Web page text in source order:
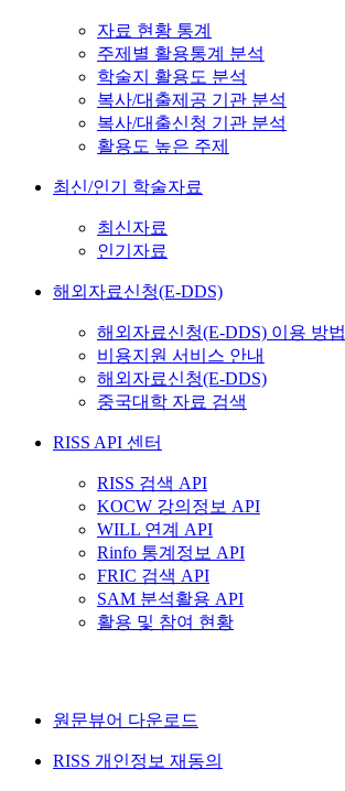
자료 현황 통계
주제별 활용통계 분석
학술지 활용도 분석
복사/대출제공 기관 분석
복사/대출신청 기관 분석
활용도 높은 주제
최신/인기 학술자료
최신자료
인기자료
해외자료신청(E-DDS)
해외자료신청(E-DDS) 이용 방법
비용지원 서비스 안내
해외자료신청(E-DDS)
중국대학 자료 검색
RISS API 센터
RISS 검색 API
KOCW 강의정보 API
WILL 연계 API
Rinfo 통계정보 API
FRIC 검색 API
SAM 분석활용 API
활용 및 참여 현황
원문뷰어 다운로드
RISS 개인정보 재동의